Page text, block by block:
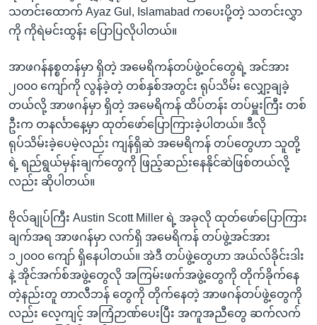
သတင်းထောက် Ayaz Gul, Islamabad ကပေးပို့တဲ့ သတင်းလွှာ
ကို ကိုရဲမင်းထွန်း ပြောပြလိုပါတယ်။
အာဖဂန်နစ္စတန်မှာ ရှိတဲ့ အမေရိကန်တပ်ဖွဲ့ဝင်တွေရဲ့ အင်အား
၂၀၀၀ ကျော်ကို လွန်ခဲ့တဲ့ တစ်နှစ်အတွင်း ရုပ်သိမ်း လျှော့ချခဲ့
တယ်လို့ အာဖဂန်မှာ ရှိတဲ့ အမေရိကန် ထိပ်တန်း တပ်မှူးကြီး တစ်
ဦးက တနင်္လာနေ့မှာ ထုတ်ဖော်ပြောကြားခဲ့ပါတယ်။ ဒီလို
ရုပ်သိမ်းခဲ့ပေမဲ့လည်း ကျန်ရှိဆဲ အမေရိကန် တပ်တွေဟာ သူတို့
ရဲ့ ရည်ရွယ်မှန်းချက်တွေကို ဖြည့်ဆည်းနေနိုင်ဆဲဖြစ်တယ်လို့
လည်း ဆိုပါတယ်။
ဗိုလ်ချုပ်ကြီး Austin Scott Miller ရဲ့ အခုလို ထုတ်ဖော်ပြောကြား
ချက်အရ အာဖဂန်မှာ လက်ရှိ အမေရိကန် တပ်ဖွဲ့အင်အား
၁၂၀၀၀ ကျော် ရှိနေပါတယ်။ အဲဒီ တပ်ဖွဲ့တွေဟာ အယ်လ်ခိုင်းဒါး
နဲ့ အိုင်အက်စ်အဖွဲ့တွေလို အကြမ်းဖက်အဖွဲ့တွေကို တိုက်ခိုက်နေ
တဲ့နည်းတူ တာလီဘန် တွေကို တိုက်နေတဲ့ အာဖဂန်တပ်ဖွဲ့တွေကို
လည်း လေ့ကျင့် အကြံဉာဏ်ပေးပြီး အကူအညီတွေ ဆက်လက်